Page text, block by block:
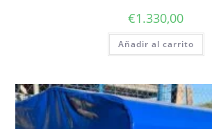
€1.330,00
Añadir al carrito